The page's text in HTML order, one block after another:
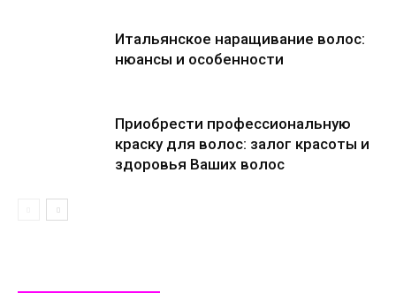
Итальянское наращивание волос:
нюансы и особенности
Приобрести профессиональную
краску для волос: залог красоты и
здоровья Ваших волос